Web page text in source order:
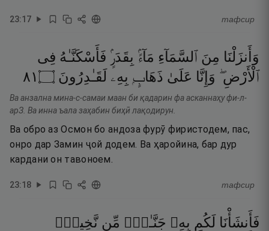
23:17 тафсир
وَأَنزَلْنَا مِنَ ٱلسَّمَآءِ مَآءًۢ بِقَدَرٍۢ فَأَسْكَنَّـٰهُ فِى
ٱلْأَرْضِ ۖ وَإِنَّا عَلَىٰ ذَهَابٍۭ بِهِۦ لَقَـٰدِرُونَ ۝١٨
Ва анзална мина-с-самаи маан би қадарин фа асканнаҳу фи-л-
арЗ. Ва инна ъала заҳабин биҳӣ лақодирун.
Ва обро аз Осмон бо андоза фурӯ фиристодем, пас,
онро дар Замин ҷой додем. Ва ҳаройина, бар дур
кардани он тавоноем.
23:18 тафсир
فَأَنشَأْنَا لَكُم بِهِۦ جَنَّـٰتٍۢ مِّن نَّخِيلٍۢ